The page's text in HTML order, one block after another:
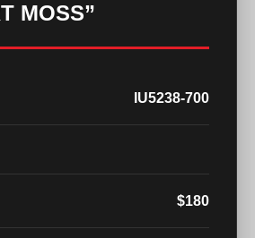
MOSS”
IU5238-700
$180